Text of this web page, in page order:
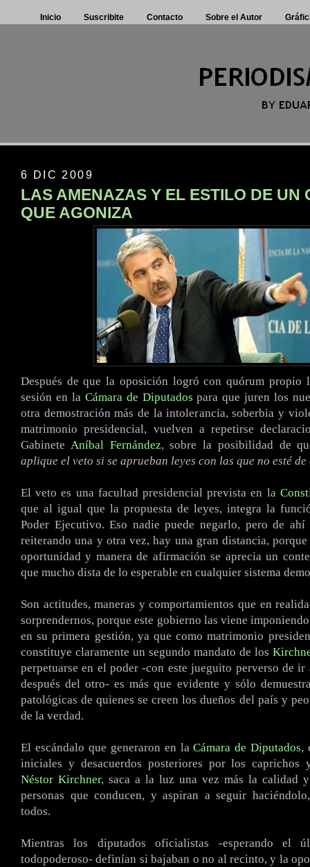
Inicio Suscribite Contacto Sobre el Autor
6 DIC 2009
LAS AMENAZAS Y EL ESTILO DE UN
QUE AGONIZA
Después de que la oposición logró con quórum propio
sesión en la Cámara de Diputados para que juren los
otra demostración más de la intolerancia, soberbia y
matrimonio presidencial, vuelven a repetirse
Gabinete Aníbal Fernández, sobre la posibilidad de
aplique el veto si se aprueban leyes con las que no esté
El veto es una facultad presidencial prevista en la
que al igual que la propuesta de leyes, integra la
Poder Ejecutivo. Eso nadie puede negarlo, pero de
reiterando una y otra vez, hay una gran distancia,
oportunidad y manera de afirmación se aprecia un
que mucho dista de lo esperable en cualquier sistema
Son actitudes, maneras y comportamientos que en
sorprendernos, porque este gobierno las viene
en su primera gestión, ya que como matrimonio
constituye claramente un segundo mandato de los
perpetuarse en el poder -con este jueguito perverso de ir
después del otro- es más que evidente y sólo
patológicas de quienes se creen los dueños del país y
de la verdad.
El escándalo que generaron en laCámara de Diputados,
iniciales y desacuerdos posteriores por los caprichos
Néstor Kirchner, saca a la luz una vez más la calidad
personas que conducen, y aspiran a seguir
todos.
Mientras los diputados oficialistas -esperando el
todopoderoso- definían si bajaban o no al recinto, y la